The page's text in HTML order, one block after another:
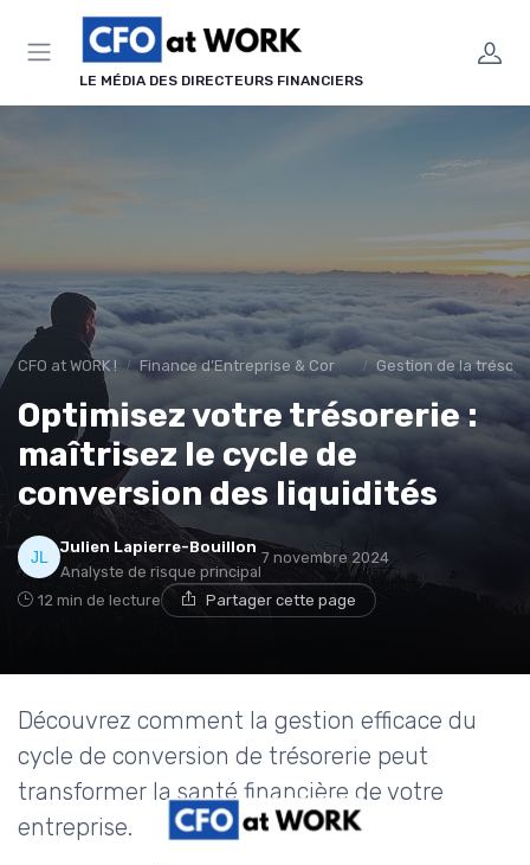
LE MÉDIA DES DIRECTEURS FINANCIERS
CFO at WORK ! Finance d’Entreprise & Corporate Finance Gestion de la
Optimisez votre trésorerie :
maîtrisez le cycle de
conversion des liquidités
Julien Lapierre-Bouillon
Analyste de risque principal
7 novembre 2024
12 min de lecture Partager cette page
Découvrez comment la gestion efficace du
cycle de conversion de trésorerie peut
transformer la santé financière de votre
entreprise.
Panneau de gestion des cookies